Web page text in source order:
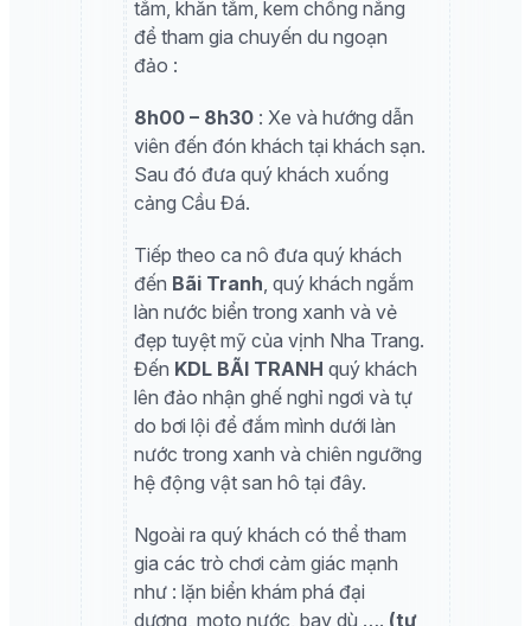
tắm, khăn tắm, kem chống nắng
để tham gia chuyến du ngoạn
đảo :
8h00 – 8h30 : Xe và hướng dẫn
viên đến đón khách tại khách sạn.
Sau đó đưa quý khách xuống
cảng Cầu Đá.
Tiếp theo ca nô đưa quý khách
đến Bãi Tranh, quý khách ngắm
làn nước biển trong xanh và vẻ
đẹp tuyệt mỹ của vịnh Nha Trang.
Đến KDL BÃI TRANH quý khách
lên đảo nhận ghế nghỉ ngơi và tự
do bơi lội để đắm mình dưới làn
nước trong xanh và chiên ngưỡng
hệ động vật san hô tại đây.
Ngoài ra quý khách có thể tham
gia các trò chơi cảm giác mạnh
như : lặn biển khám phá đại
dương, moto nước, bay dù,…. (tự